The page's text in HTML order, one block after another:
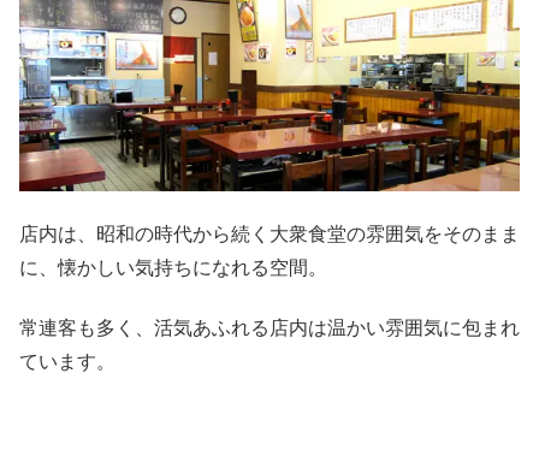
店内は、昭和の時代から続く大衆食堂の雰囲気をそのまま
に、懐かしい気持ちになれる空間。
常連客も多く、活気あふれる店内は温かい雰囲気に包まれ
ています。